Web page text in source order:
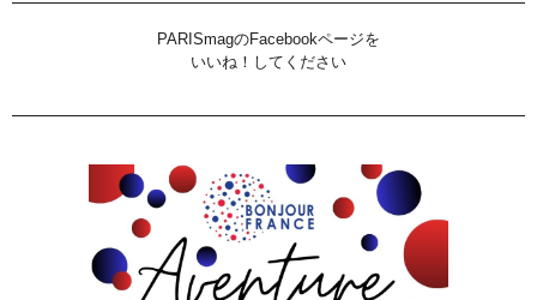
PARISmagのFacebookページを
いいね！してください